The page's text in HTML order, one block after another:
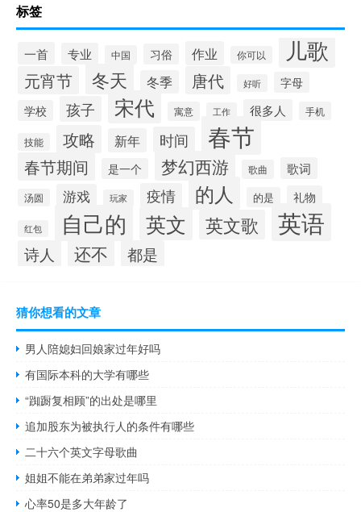
标签
一首 专业 中国 习俗 作业 你可以 儿歌
元宵节 冬天 冬季 唐代 好听
字母
学校
孩子 宋代 寓意 工作 很多人 手机
技能 攻略 新年 时间 春节
春节期间 是一个 梦幻西游 歌曲 歌词
汤圆 游戏 玩家 疫情 的人 的是 礼物
红包 自己的 英文 英文歌 英语
诗人 还不 都是
猜你想看的文章
男人陪媳妇回娘家过年好吗
有国际本科的大学有哪些
“踟蹰复相顾”的出处是哪里
追加股东为被执行人的条件有哪些
二十六个英文字母歌曲
姐姐不能在弟弟家过年吗
心率50是多大年龄了